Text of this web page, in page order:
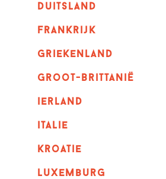
duitsland
frankrijk
griekenland
Groot-Brittanië
ierland
italie
kroatie
luxemburg